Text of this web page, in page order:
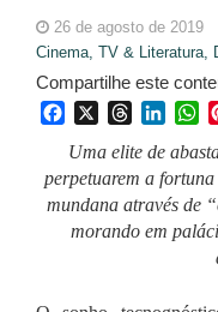
26 de agosto de 2019
Cinema, TV & Literatura,
Compartilhe este
FacebookThreads
Uma elite de
perpetuarem a
mundana através de
morando em